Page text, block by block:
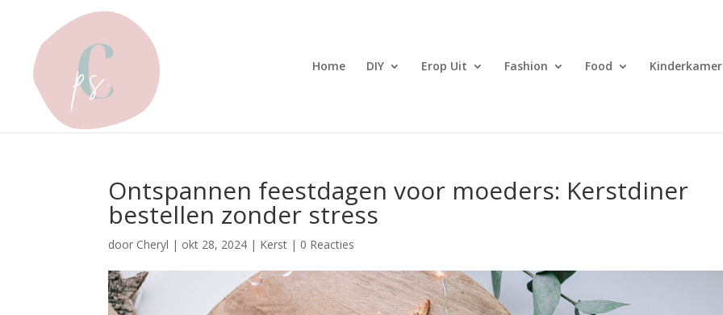
Home DIY Erop Uit Fashion Food Kinderkamer
Ontspannen feestdagen voor moeders: Kerstdiner
bestellen zonder stress
door Cheryl | okt 28, 2024 | Kerst | 0 Reacties